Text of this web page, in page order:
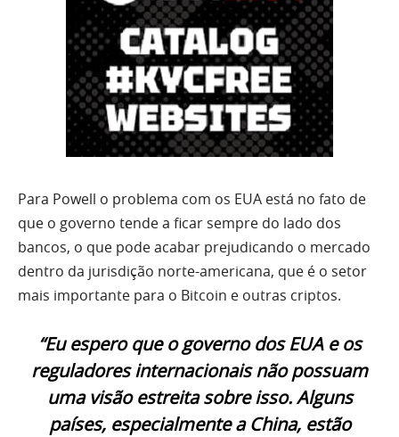
Para Powell o problema com os EUA está no fato de
que o governo tende a ficar sempre do lado dos
bancos, o que pode acabar prejudicando o mercado
dentro da jurisdição norte-americana, que é o setor
mais importante para o Bitcoin e outras criptos.
“Eu espero que o governo dos EUA e os
reguladores internacionais não possuam
uma visão estreita sobre isso. Alguns
países, especialmente a China, estão